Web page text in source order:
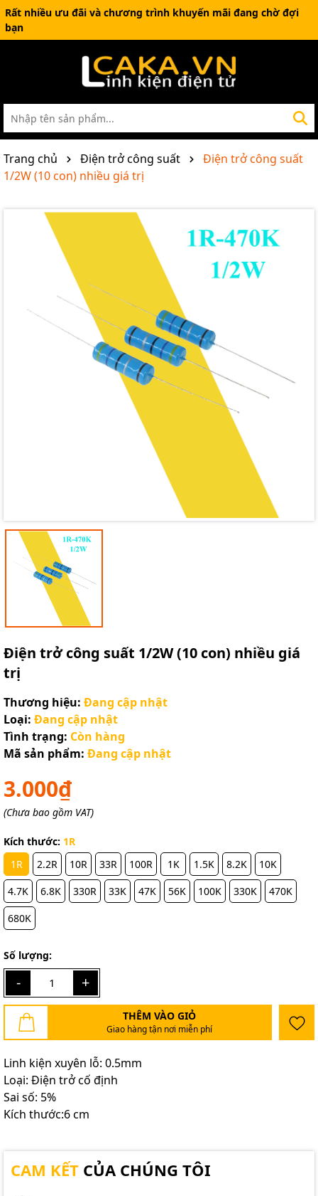
Rất nhiều ưu đãi và chương trình khuyến mãi đang chờ đợi
bạn
Trang chủ Điện trở công suất
Điện trở công suất
1/2W (10 con) nhiều giá trị
Điện trở công suất 1/2W (10 con) nhiều giá
trị
Thương hiệu: Đang cập nhật
Loại: Đang cập nhật
Tình trạng: Còn hàng
Mã sản phẩm: Đang cập nhật
3.000₫
(Chưa bao gồm VAT)
Kích thước: 1R
1R
2.2R 10R 33R 100R 1K 1.5K 8.2K
10K
4.7K
6.8K 330R 33K 47K 56K 100K 330K
470K
680K
Số lượng:
- +
THÊM VÀO GIỎ
Giao hàng tận nơi miễn phí
Linh kiện xuyên lỗ: 0.5mm
Loại: Điện trở cố định
Sai số: 5%
Kích thước:6 cm
CAM KẾT CỦA CHÚNG TÔI
Ngày hết hạn:
Điều kiện: